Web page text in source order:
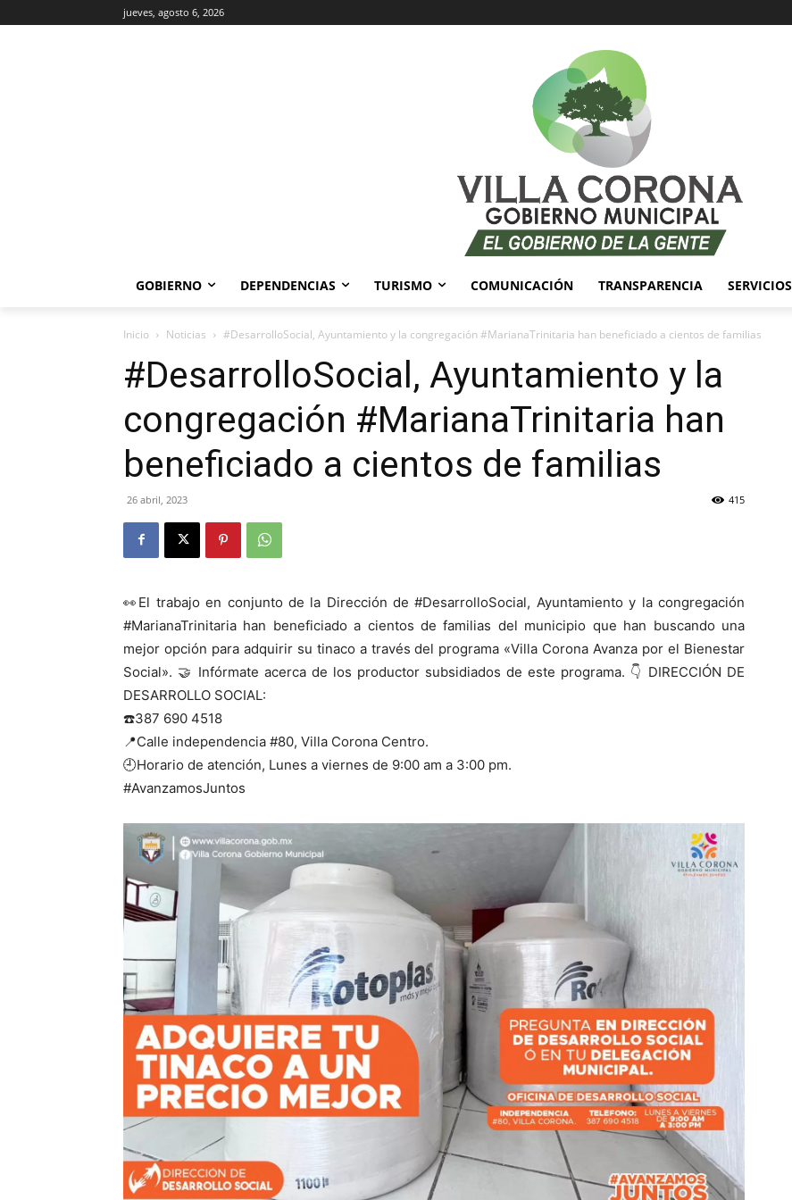
jueves, agosto 6, 2026
GOBIERNO DEPENDENCIAS TURISMO COMUNICACIÓN TRANSPARENCIA SERVICIOS
Inicio Noticias #DesarrolloSocial, Ayuntamiento y la congregación #MarianaTrinitaria han beneficiado a cientos de familias
#DesarrolloSocial, Ayuntamiento y la
congregación #MarianaTrinitaria han
beneficiado a cientos de familias
26 abril, 2023 415
👀El trabajo en conjunto de la Dirección de #DesarrolloSocial, Ayuntamiento y la congregación
#MarianaTrinitaria han beneficiado a cientos de familias del municipio que han buscando una
mejor opción para adquirir su tinaco a través del programa «Villa Corona Avanza por el Bienestar
Social». 🤝 Infórmate acerca de los productor subsidiados de este programa. 👇 DIRECCIÓN DE
DESARROLLO SOCIAL:
☎️387 690 4518
📍Calle independencia #80, Villa Corona Centro.
🕘Horario de atención, Lunes a viernes de 9:00 am a 3:00 pm.
#AvanzamosJuntos